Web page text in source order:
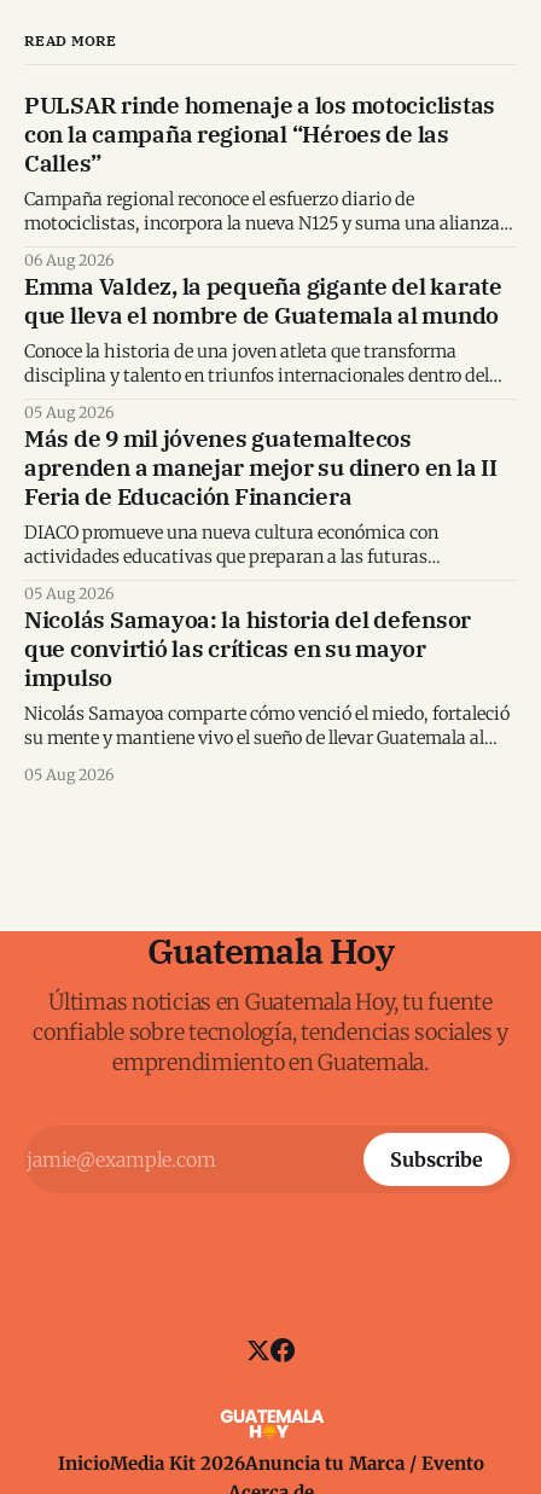
READ MORE
PULSAR rinde homenaje a los motociclistas
con la campaña regional “Héroes de las
Calles”
Campaña regional reconoce el esfuerzo diario de
motociclistas, incorpora la nueva N125 y suma una alianza
06 Aug 2026
Emma Valdez, la pequeña gigante del karate
que lleva el nombre de Guatemala al mundo
Conoce la historia de una joven atleta que transforma
disciplina y talento en triunfos internacionales dentro del
05 Aug 2026
Más de 9 mil jóvenes guatemaltecos
aprenden a manejar mejor su dinero en la II
Feria de Educación Financiera
DIACO promueve una nueva cultura económica con
actividades educativas que preparan a las futuras
05 Aug 2026
Nicolás Samayoa: la historia del defensor
que convirtió las críticas en su mayor
impulso
Nicolás Samayoa comparte cómo venció el miedo, fortaleció
su mente y mantiene vivo el sueño de llevar Guatemala al
05 Aug 2026
Guatemala Hoy
Últimas noticias en Guatemala Hoy, tu fuente
confiable sobre tecnología, tendencias sociales y
emprendimiento en Guatemala.
Subscribe
InicioMedia Kit 2026Anuncia tu Marca / Evento